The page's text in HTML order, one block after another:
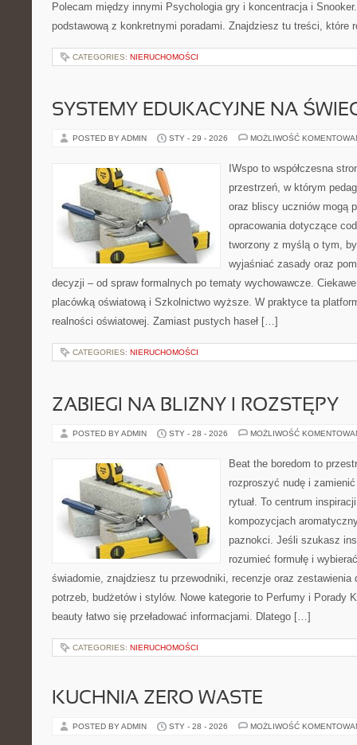
Polecam między innymi Psychologia gry i koncentracja i
podstawową z konkretnymi poradami. Znajdziesz tu treści, które
CATEGORIES: NIERUCHOMOŚCI
SYSTEMY EDUKACYJNE NA
POSTED BY ADMIN STY - 29 - 2026 MOŻLIWOŚĆ
IWspo to współczesna
przestrzeń, w którym
oraz bliscy uczniów mogą
opracowania dotyczące
tworzony z myślą o tym,
wyjaśniać zasady oraz
decyzji – od spraw formalnych po tematy wychowawcze.
placówką oświatową i Szkolnictwo wyższe. W praktyce ta
realności oświatowej. Zamiast pustych haseł […]
CATEGORIES: NIERUCHOMOŚCI
ZABIEGI NA BLIZNY I ROZSTĘPY
POSTED BY ADMIN STY - 28 - 2026 MOŻLIWOŚĆ
Beat the boredom to
rozproszyć nudę i
rytuał. To centrum
kompozycjach
paznokci. Jeśli szukasz
rozumieć formułę i
świadomie, znajdziesz tu przewodniki, recenzje oraz zestawienia
potrzeb, budżetów i stylów. Nowe kategorie to Perfumy i Porady
beauty łatwo się przeładować informacjami. Dlatego […]
CATEGORIES: NIERUCHOMOŚCI
KUCHNIA ZERO WASTE
POSTED BY ADMIN STY - 28 - 2026 MOŻLIWOŚĆ